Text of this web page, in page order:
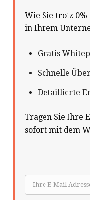
Wie Sie trotz
in Ihrem
Gratis
Schnelle
Detaillierte
Tragen Sie Ihre
sofort mit dem